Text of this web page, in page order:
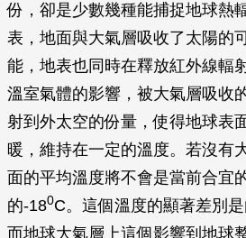
份，卻是少數幾種能捕捉地球熱
表，地面與大氣層吸收了太陽的
能，地表也同時在釋放紅外線輻
溫室氣體的影響，被大氣層吸收
射到外太空的份量，使得地球表
暖，維持在一定的溫度。若沒有
面的平均溫度將不會是當前合宜
的-180C。這個溫度的顯著差別
而地球大氣層上這個影響到地球